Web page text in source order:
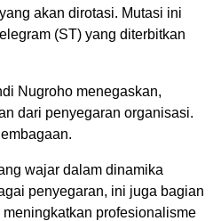
akan dirotasi. Mutasi ini
(ST) yang diterbitkan
Nugroho menegaskan,
dari penyegaran organisasi.
wajar dalam dinamika
penyegaran, ini juga bagian
profesionalisme